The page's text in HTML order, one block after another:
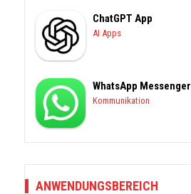
ChatGPT App
AI Apps
WhatsApp Messenger
Kommunikation
ANWENDUNGSBEREICH